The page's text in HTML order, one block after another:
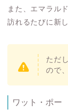
また、エマラル
訪れるたびに新
ただ
ので
ワット・ポー